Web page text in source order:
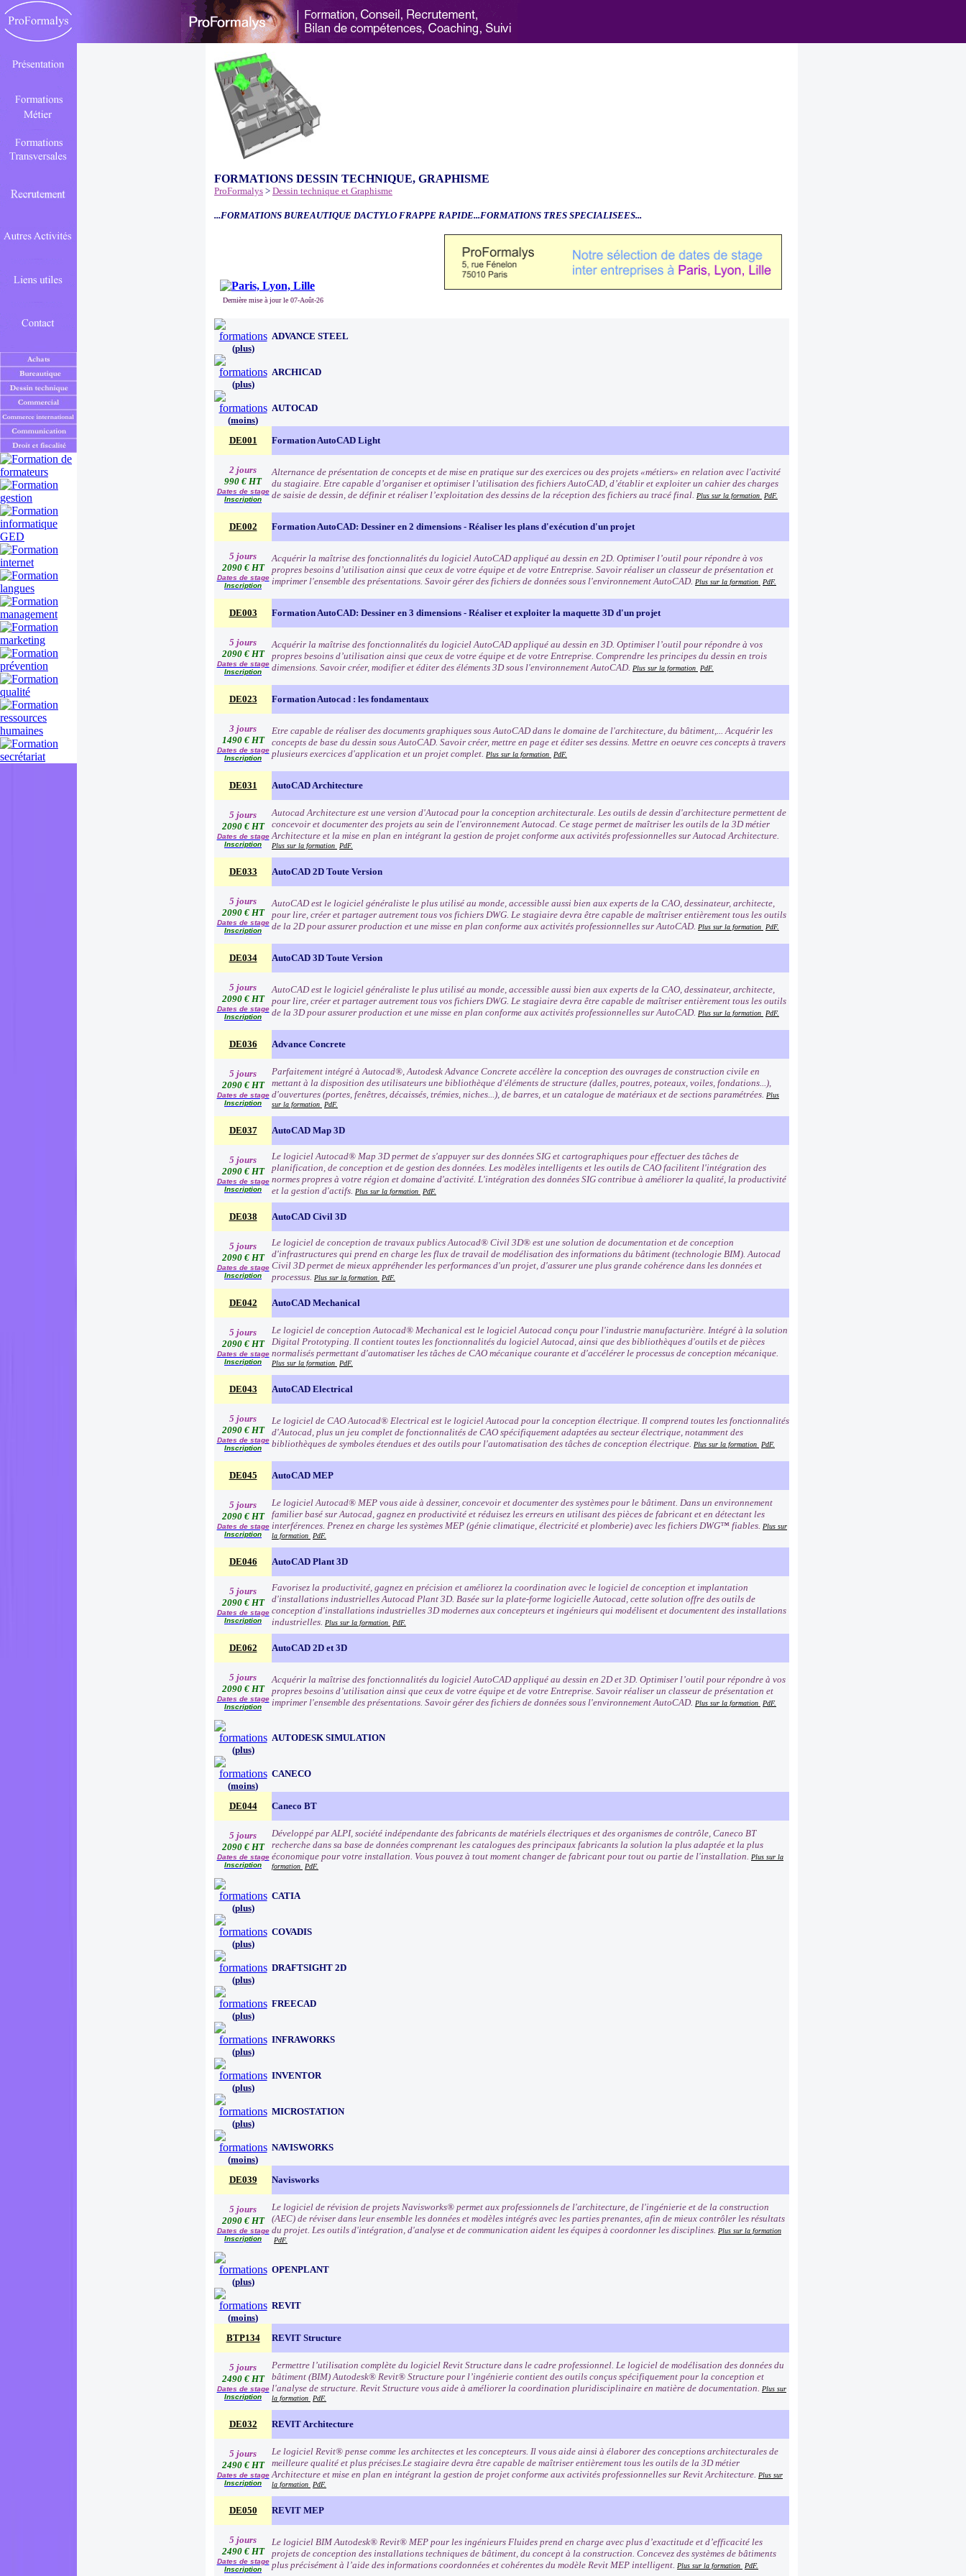
FORMATIONS DESSIN TECHNIQUE, GRAPHISME
ProFormalys > Dessin technique et Graphisme
...FORMATIONS BUREAUTIQUE DACTYLO FRAPPE RAPIDE...FORMATIONS TRES SPECIALISEES...
Dernière mise à jour le 07-Août-26
(plus)
ADVANCE STEEL
(plus)
ARCHICAD
(moins)
AUTOCAD
DE001 Formation AutoCAD Light
2 jours
990 € HT
Dates de stage
Inscription
Alternance de présentation de concepts et de mise en pratique sur des exercices ou des projets «métiers» en relation avec l'activité
du stagiaire. Etre capable d’organiser et optimiser l’utilisation des fichiers AutoCAD, d’établir et exploiter un cahier des charges
de saisie de dessin, de définir et réaliser l’exploitation des dessins de la réception des fichiers au tracé final. Plus sur la formation PdF.
DE002 Formation AutoCAD: Dessiner en 2 dimensions - Réaliser les plans d'exécution d'un projet
5 jours
2090 € HT
Dates de stage
Inscription
Acquérir la maîtrise des fonctionnalités du logiciel AutoCAD appliqué au dessin en 2D. Optimiser l’outil pour répondre à vos
propres besoins d’utilisation ainsi que ceux de votre équipe et de votre Entreprise. Savoir réaliser un classeur de présentation et
imprimer l'ensemble des présentations. Savoir gérer des fichiers de données sous l'environnement AutoCAD. Plus sur la formation PdF.
DE003 Formation AutoCAD: Dessiner en 3 dimensions - Réaliser et exploiter la maquette 3D d'un projet
5 jours
2090 € HT
Dates de stage
Inscription
Acquérir la maîtrise des fonctionnalités du logiciel AutoCAD appliqué au dessin en 3D. Optimiser l’outil pour répondre à vos
propres besoins d’utilisation ainsi que ceux de votre équipe et de votre Entreprise. Comprendre les principes du dessin en trois
dimensions. Savoir créer, modifier et éditer des éléments 3D sous l'environnement AutoCAD. Plus sur la formation PdF.
DE023 Formation Autocad : les fondamentaux
3 jours
1490 € HT
Dates de stage
Inscription
Etre capable de réaliser des documents graphiques sous AutoCAD dans le domaine de l'architecture, du bâtiment,... Acquérir les
concepts de base du dessin sous AutoCAD. Savoir créer, mettre en page et éditer ses dessins. Mettre en oeuvre ces concepts à travers
plusieurs exercices d'application et un projet complet. Plus sur la formation PdF.
DE031 AutoCAD Architecture
5 jours
2090 € HT
Dates de stage
Inscription
Autocad Architecture est une version d'Autocad pour la conception architecturale. Les outils de dessin d'architecture permettent de
concevoir et documenter des projets au sein de l'environnement Autocad. Ce stage permet de maîtriser les outils de la 3D métier
Architecture et la mise en plan en intégrant la gestion de projet conforme aux activités professionnelles sur Autocad Architecture.
Plus sur la formation PdF.
DE033 AutoCAD 2D Toute Version
5 jours
2090 € HT
Dates de stage
Inscription
AutoCAD est le logiciel généraliste le plus utilisé au monde, accessible aussi bien aux experts de la CAO, dessinateur, architecte,
pour lire, créer et partager autrement tous vos fichiers DWG. Le stagiaire devra être capable de maîtriser entièrement tous les outils
de la 2D pour assurer production et une misse en plan conforme aux activités professionnelles sur AutoCAD. Plus sur la formation PdF.
DE034 AutoCAD 3D Toute Version
5 jours
2090 € HT
Dates de stage
Inscription
AutoCAD est le logiciel généraliste le plus utilisé au monde, accessible aussi bien aux experts de la CAO, dessinateur, architecte,
pour lire, créer et partager autrement tous vos fichiers DWG. Le stagiaire devra être capable de maîtriser entièrement tous les outils
de la 3D pour assurer production et une misse en plan conforme aux activités professionnelles sur AutoCAD. Plus sur la formation PdF.
DE036 Advance Concrete
5 jours
2090 € HT
Dates de stage
Inscription
Parfaitement intégré à Autocad®, Autodesk Advance Concrete accélère la conception des ouvrages de construction civile en
mettant à la disposition des utilisateurs une bibliothèque d'éléments de structure (dalles, poutres, poteaux, voiles, fondations...),
d'ouvertures (portes, fenêtres, décaissés, trémies, niches...), de barres, et un catalogue de matériaux et de sections paramétrées. Plus
sur la formation
PdF.
DE037 AutoCAD Map 3D
5 jours
2090 € HT
Dates de stage
Inscription
Le logiciel Autocad® Map 3D permet de s'appuyer sur des données SIG et cartographiques pour effectuer des tâches de
planification, de conception et de gestion des données. Les modèles intelligents et les outils de CAO facilitent l'intégration des
normes propres à votre région et domaine d'activité. L'intégration des données SIG contribue à améliorer la qualité, la productivité
et la gestion d'actifs. Plus sur la formation PdF.
DE038 AutoCAD Civil 3D
5 jours
2090 € HT
Dates de stage
Inscription
Le logiciel de conception de travaux publics Autocad® Civil 3D® est une solution de documentation et de conception
d'infrastructures qui prend en charge les flux de travail de modélisation des informations du bâtiment (technologie BIM). Autocad
Civil 3D permet de mieux appréhender les performances d'un projet, d'assurer une plus grande cohérence dans les données et
processus. Plus sur la formation PdF.
DE042 AutoCAD Mechanical
5 jours
2090 € HT
Dates de stage
Inscription
Le logiciel de conception Autocad® Mechanical est le logiciel Autocad conçu pour l'industrie manufacturière. Intégré à la solution
Digital Prototyping. Il contient toutes les fonctionnalités du logiciel Autocad, ainsi que des bibliothèques d'outils et de pièces
normalisés permettant d'automatiser les tâches de CAO mécanique courante et d'accélérer le processus de conception mécanique.
Plus sur la formation PdF.
DE043 AutoCAD Electrical
5 jours
2090 € HT
Dates de stage
Inscription
Le logiciel de CAO Autocad® Electrical est le logiciel Autocad pour la conception électrique. Il comprend toutes les fonctionnalités
d'Autocad, plus un jeu complet de fonctionnalités de CAO spécifiquement adaptées au secteur électrique, notamment des
bibliothèques de symboles étendues et des outils pour l'automatisation des tâches de conception électrique. Plus sur la formation PdF.
DE045 AutoCAD MEP
5 jours
2090 € HT
Dates de stage
Inscription
Le logiciel Autocad® MEP vous aide à dessiner, concevoir et documenter des systèmes pour le bâtiment. Dans un environnement
familier basé sur Autocad, gagnez en productivité et réduisez les erreurs en utilisant des pièces de fabricant et en détectant les
interférences. Prenez en charge les systèmes MEP (génie climatique, électricité et plomberie) avec les fichiers DWG™ fiables. Plus sur
la formation
PdF.
DE046 AutoCAD Plant 3D
5 jours
2090 € HT
Dates de stage
Inscription
Favorisez la productivité, gagnez en précision et améliorez la coordination avec le logiciel de conception et implantation
d'installations industrielles Autocad Plant 3D. Basée sur la plate-forme logicielle Autocad, cette solution offre des outils de
conception d'installations industrielles 3D modernes aux concepteurs et ingénieurs qui modélisent et documentent des installations
industrielles. Plus sur la formation PdF.
DE062 AutoCAD 2D et 3D
5 jours
2090 € HT
Dates de stage
Inscription
Acquérir la maîtrise des fonctionnalités du logiciel AutoCAD appliqué au dessin en 2D et 3D. Optimiser l’outil pour répondre à vos
propres besoins d’utilisation ainsi que ceux de votre équipe et de votre Entreprise. Savoir réaliser un classeur de présentation et
imprimer l'ensemble des présentations. Savoir gérer des fichiers de données sous l'environnement AutoCAD. Plus sur la formation PdF.
(plus)
AUTODESK SIMULATION
(moins)
CANECO
DE044 Caneco BT
5 jours
2090 € HT
Dates de stage
Inscription
Développé par ALPI, société indépendante des fabricants de matériels électriques et des organismes de contrôle, Caneco BT
recherche dans sa base de données comprenant les catalogues des principaux fabricants la solution la plus adaptée et la plus
économique pour votre installation. Vous pouvez à tout moment changer de fabricant pour tout ou partie de l'installation. Plus sur la
formation
PdF.
(plus)
CATIA
(plus)
COVADIS
(plus)
DRAFTSIGHT 2D
(plus)
FREECAD
(plus)
INFRAWORKS
(plus)
INVENTOR
(plus)
MICROSTATION
(moins)
NAVISWORKS
DE039 Navisworks
5 jours
2090 € HT
Dates de stage
Inscription
Le logiciel de révision de projets Navisworks® permet aux professionnels de l'architecture, de l'ingénierie et de la construction
(AEC) de réviser dans leur ensemble les données et modèles intégrés avec les parties prenantes, afin de mieux contrôler les résultats
du projet. Les outils d'intégration, d'analyse et de communication aident les équipes à coordonner les disciplines. Plus sur la formation
PdF.
(plus)
OPENPLANT
(moins)
REVIT
BTP134 REVIT Structure
5 jours
2490 € HT
Dates de stage
Inscription
Permettre l’utilisation complète du logiciel Revit Structure dans le cadre professionnel. Le logiciel de modélisation des données du
bâtiment (BIM) Autodesk® Revit® Structure pour l’ingénierie contient des outils conçus spécifiquement pour la conception et
l'analyse de structure. Revit Structure vous aide à améliorer la coordination pluridisciplinaire en matière de documentation. Plus sur
la formation
PdF.
DE032 REVIT Architecture
5 jours
2490 € HT
Dates de stage
Inscription
Le logiciel Revit® pense comme les architectes et les concepteurs. Il vous aide ainsi à élaborer des conceptions architecturales de
meilleure qualité et plus précises.Le stagiaire devra être capable de maîtriser entièrement tous les outils de la 3D métier
Architecture et mise en plan en intégrant la gestion de projet conforme aux activités professionnelles sur Revit Architecture. Plus sur
la formation
PdF.
DE050 REVIT MEP
5 jours
2490 € HT
Dates de stage
Inscription
Le logiciel BIM Autodesk® Revit® MEP pour les ingénieurs Fluides prend en charge avec plus d’exactitude et d’efficacité les
projets de conception des installations techniques de bâtiment, du concept à la construction. Concevez des systèmes de bâtiments
plus précisément à l’aide des informations coordonnées et cohérentes du modèle Revit MEP intelligent. Plus sur la formation PdF.